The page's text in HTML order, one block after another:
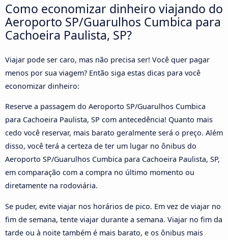
Como economizar dinheiro viajando do
Aeroporto SP/Guarulhos Cumbica para
Cachoeira Paulista, SP?
Viajar pode ser caro, mas não precisa ser! Você quer pagar
menos por sua viagem? Então siga estas dicas para você
economizar dinheiro:
Reserve a passagem do Aeroporto SP/Guarulhos Cumbica
para Cachoeira Paulista, SP com antecedência! Quanto mais
cedo você reservar, mais barato geralmente será o preço. Além
disso, você terá a certeza de ter um lugar no ônibus do
Aeroporto SP/Guarulhos Cumbica para Cachoeira Paulista, SP,
em comparação com a compra no último momento ou
diretamente na rodoviária.
Se puder, evite viajar nos horários de pico. Em vez de viajar no
fim de semana, tente viajar durante a semana. Viajar no fim da
tarde ou à noite também é mais barato, e os ônibus mais